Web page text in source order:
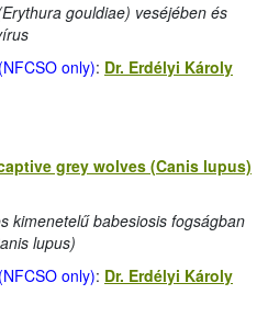
gouldiae) veséjében és
only): Dr. Erdélyi Károly
grey wolves (Canis lupus)
kimenetelű babesiosis fogságban
lupus)
only): Dr. Erdélyi Károly